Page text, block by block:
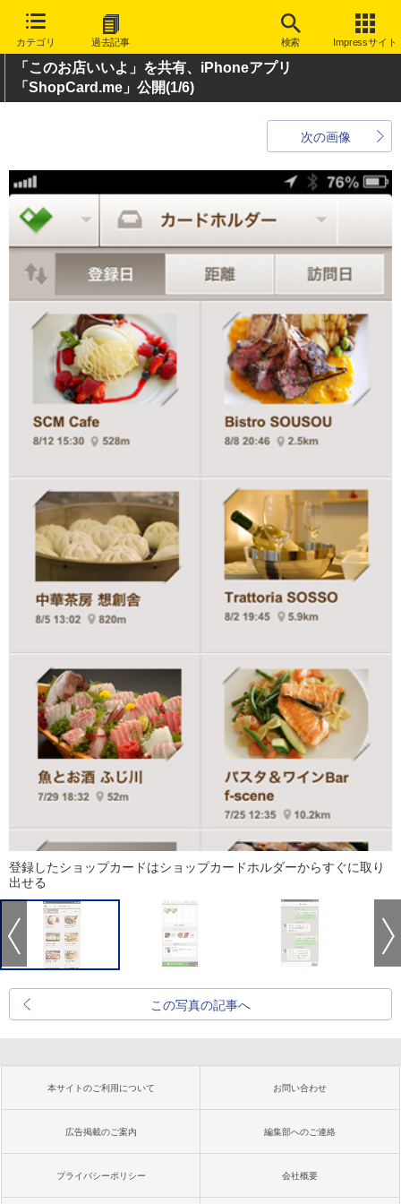
カテゴリ 過去記事 検索 Impressサイト
「このお店いいよ」を共有、iPhoneアプリ
「ShopCard.me」公開(1/6)
次の画像
登録したショップカードはショップカードホルダーからすぐに取り
出せる
この写真の記事へ
本サイトのご利用について お問い合わせ
広告掲載のご案内 編集部へのご連絡
プライバシーポリシー 会社概要